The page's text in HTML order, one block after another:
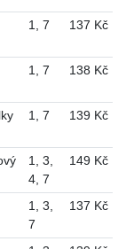
1 7 137 Kč
1 7 138 Kč
1 7 139 Kč
1 3
4, 7
149 Kč
1 3
7
137 Kč